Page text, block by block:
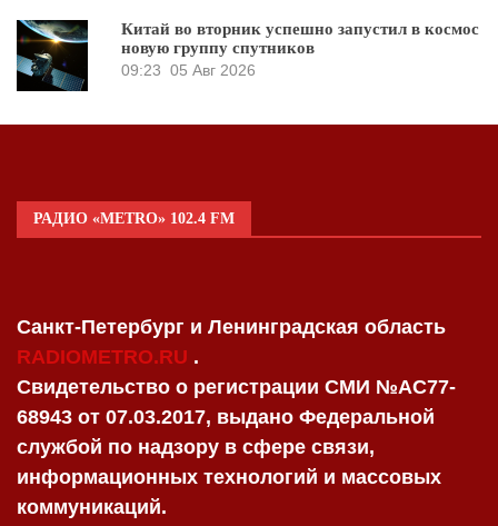
Китай во вторник успешно запустил в космос
новую группу спутников
09:23 05 Авг 2026
РАДИО «METRO» 102.4 FM
Санкт-Петербург и Ленинградская область
RADIOMETRO.RU .
Свидетельство о регистрации СМИ №AC77-
68943 от 07.03.2017, выдано Федеральной
службой по надзору в сфере связи,
информационных технологий и массовых
коммуникаций.